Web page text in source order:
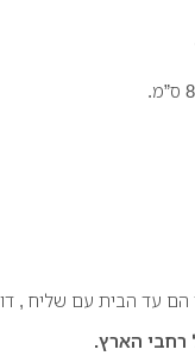
הם עד הבית עם שליח ,
רחבי הארץ.